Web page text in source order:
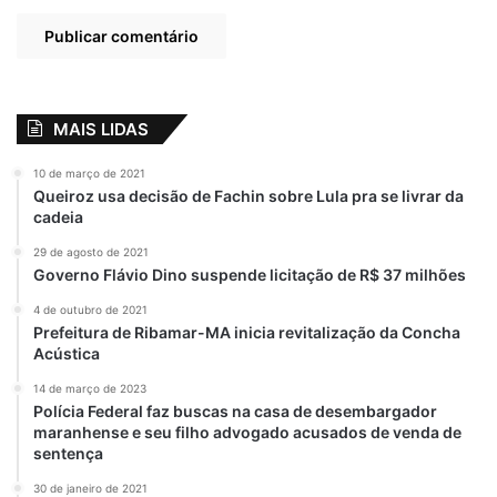
– Responsável pelo resultado de Vendas,
de Loja de Moveis Planejados; Ensino
Médio completo. 01 VAGA – Enviar currículo
para:recrutamento@rederibeiro.com.br
com o assunto: “GERENTE LOJA MÓVEIS
PLANEJADOS”.
CORRETOR DE IMÓVEIS – A empresa
Barroso Imóveis, contrata corretor com ou
sem experiência. Interessados devem
vendas@barrosoimoveisimob.com.br
ESTÁGIOS
MAIS LIDAS
10 de março de 2021
Queiroz usa decisão de Fachin sobre Lula pra se livrar da
cadeia
29 de agosto de 2021
Governo Flávio Dino suspende licitação de R$ 37 milhões
4 de outubro de 2021
Prefeitura de Ribamar-MA inicia revitalização da Concha
Acústica
14 de março de 2023
Polícia Federal faz buscas na casa de desembargador
maranhense e seu filho advogado acusados de venda de
sentença
30 de janeiro de 2021